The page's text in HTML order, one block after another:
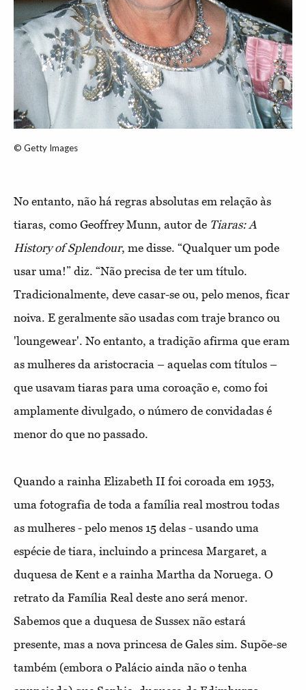
© Getty Images
No entanto, não há regras absolutas em relação às
tiaras, como Geoffrey Munn, autor de Tiaras: A
History of Splendour, me disse. “Qualquer um pode
usar uma!” diz. “Não precisa de ter um título.
Tradicionalmente, deve casar-se ou, pelo menos, ficar
noiva. E geralmente são usadas com traje branco ou
'loungewear'. No entanto, a tradição afirma que eram
as mulheres da aristocracia – aquelas com títulos –
que usavam tiaras para uma coroação e, como foi
amplamente divulgado, o número de convidadas é
menor do que no passado.
Quando a rainha Elizabeth II foi coroada em 1953,
uma fotografia de toda a família real mostrou todas
as mulheres - pelo menos 15 delas - usando uma
espécie de tiara, incluindo a princesa Margaret, a
duquesa de Kent e a rainha Martha da Noruega. O
retrato da Família Real deste ano será menor.
Sabemos que a duquesa de Sussex não estará
presente, mas a nova princesa de Gales sim. Supõe-se
também (embora o Palácio ainda não o tenha